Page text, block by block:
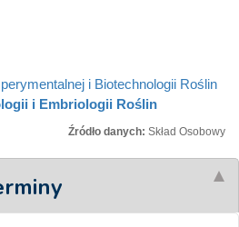
i Biotechnologii Roślin
i Embriologii Roślin
Źródło danych: Skład Osobowy